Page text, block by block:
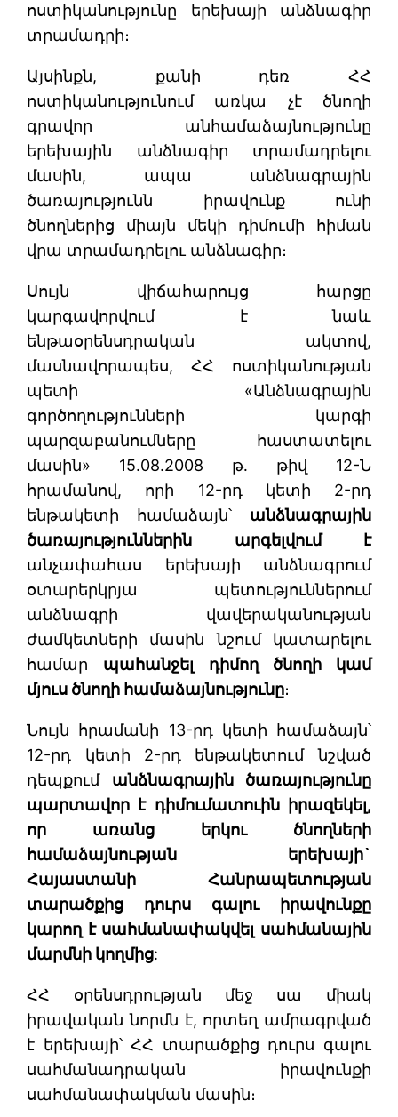
ոստիկանությունը երեխայի անձնագիր
տրամադրի։
Այսինքն, քանի դեռ ՀՀ
ոստիկանությունում առկա չէ ծնողի
գրավոր անհամաձայնությունը
երեխային անձնագիր տրամադրելու
մասին, ապա անձնագրային
ծառայությունն իրավունք ունի
ծնողներից միայն մեկի դիմումի հիման
վրա տրամադրելու անձնագիր։
Սույն վիճահարույց հարցը
կարգավորվում է նաև
ենթաօրենսդրական ակտով,
մասնավորապես, ՀՀ ոստիկանության
պետի «Անձնագրային
գործողությունների կարգի
պարզաբանումները հաստատելու
մասին» 15.08.2008 թ․ թիվ 12-Ն
հրամանով, որի 12-րդ կետի 2-րդ
ենթակետի համաձայն՝ անձնագրային
ծառայություններին արգելվում է
անչափահաս երեխայի անձնագրում
օտարերկրյա պետություններում
անձնագրի վավերականության
ժամկետների մասին նշում կատարելու
համար պահանջել դիմող ծնողի կամ
մյուս ծնողի համաձայնությունը։
Նույն հրամանի 13-րդ կետի համաձայն՝
12-րդ կետի 2-րդ ենթակետում նշված
դեպքում անձնագրային ծառայությունը
պարտավոր է դիմումատուին իրազեկել,
որ առանց երկու ծնողների
համաձայնության երեխայի`
Հայաստանի Հանրապետության
տարածքից դուրս գալու իրավունքը
կարող է սահմանափակվել սահմանային
մարմնի կողմից:
ՀՀ օրենսդրության մեջ սա միակ
իրավական նորմն է, որտեղ ամրագրված
է երեխայի՝ ՀՀ տարածքից դուրս գալու
սահմանադրական իրավունքի
սահմանափակման մասին։